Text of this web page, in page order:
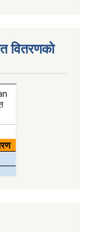
वितरणको